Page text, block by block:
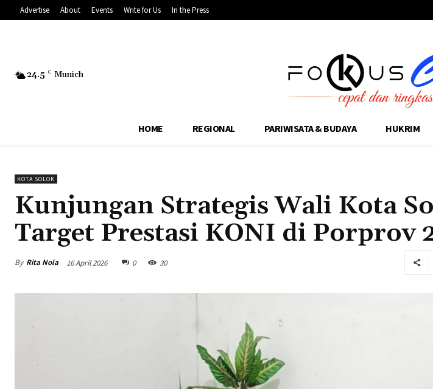
Advertise About Events Write for Us In the Press
24.5 C Munich
HOME REGIONAL PARIWISATA & BUDAYA HUKRIM
KOTA SOLOK
Kunjungan Strategis Wali Kota
Target Prestasi KONI di Porprov
By Rita Nola 16 April 2026 0 30